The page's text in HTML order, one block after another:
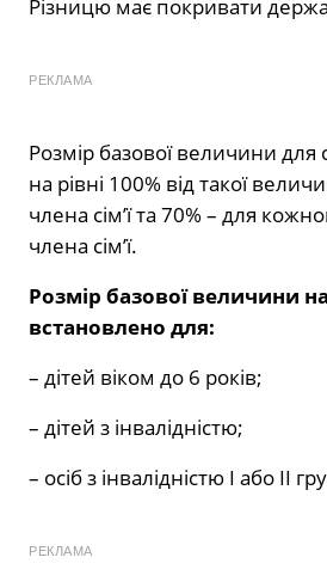
Різницю має покривати
РЕКЛАМА
Розмір базової величини для
на рівні 100% від такої
члена сім’ї та 70% – для
члена сім’ї.
Розмір базової величини
встановлено для:
– дітей віком до 6 років;
– дітей з інвалідністю;
– осіб з інвалідністю I або II
РЕКЛАМА